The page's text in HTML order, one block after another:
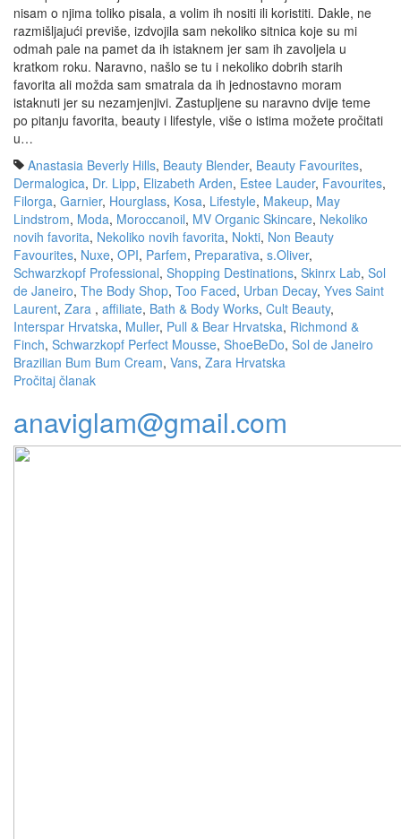
nisam o njima toliko pisala, a volim ih nositi ili koristiti. Dakle, ne
razmišljajući previše, izdvojila sam nekoliko sitnica koje su mi
odmah pale na pamet da ih istaknem jer sam ih zavoljela u
kratkom roku. Naravno, našlo se tu i nekoliko dobrih starih
favorita ali možda sam smatrala da ih jednostavno moram
istaknuti jer su nezamjenjivi. Zastupljene su naravno dvije teme
po pitanju favorita, beauty i lifestyle, više o istima možete pročitati
u…
Anastasia Beverly Hills, Beauty Blender, Beauty Favourites,
Dermalogica, Dr. Lipp, Elizabeth Arden, Estee Lauder, Favourites,
Filorga, Garnier, Hourglass, Kosa, Lifestyle, Makeup, May
Lindstrom, Moda, Moroccanoil, MV Organic Skincare, Nekoliko
novih favorita, Nekoliko novih favorita, Nokti, Non Beauty
Favourites, Nuxe, OPI, Parfem, Preparativa, s.Oliver,
Schwarzkopf Professional, Shopping Destinations, Skinrx Lab, Sol
de Janeiro, The Body Shop, Too Faced, Urban Decay, Yves Saint
Laurent, Zara , affiliate, Bath & Body Works, Cult Beauty,
Interspar Hrvatska, Muller, Pull & Bear Hrvatska, Richmond &
Finch, Schwarzkopf Perfect Mousse, ShoeBeDo, Sol de Janeiro
Brazilian Bum Bum Cream, Vans, Zara Hrvatska
Pročitaj članak
anaviglam@gmail.com